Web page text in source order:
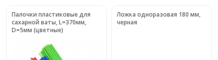
Палочки пластиковые для
сахарной ваты, L=370мм,
D=5мм (цветные)
Ложка одноразовая 180 мм,
черная